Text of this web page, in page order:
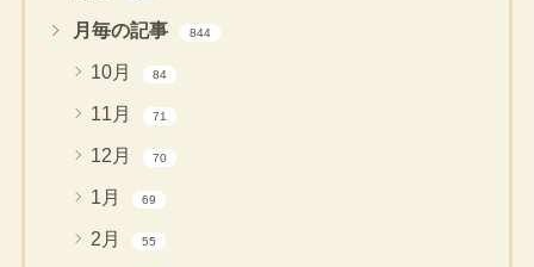
月毎の記事 844
10月 84
11月 71
12月 70
1月 69
2月 55